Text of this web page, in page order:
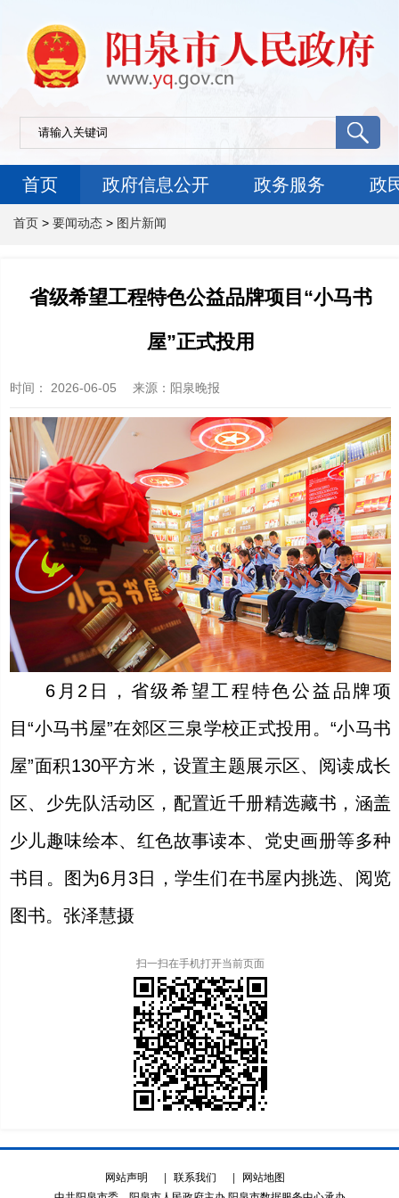
首页 政府信息公开 政务服务 政
首页 > 要闻动态 > 图片新闻
省级希望工程特色公益品牌项目“小马书
屋”正式投用
时间： 2026-06-05 来源 ：阳泉晚报
6月2日，省级希望工程特色公益品牌项
目“小马书屋”在郊区三泉学校正式投用。“小马书
屋”面积130平方米，设置主题展示区、阅读成长
区、少先队活动区，配置近千册精选藏书，涵盖
少儿趣味绘本、红色故事读本、党史画册等多种
书目。图为6月3日，学生们在书屋内挑选、阅览
图书。张泽慧摄
扫一扫在手机打开当前页面
网站声明 | 联系我们 |
网站地图